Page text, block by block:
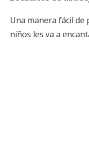
Una manera fácil de
niños les va a